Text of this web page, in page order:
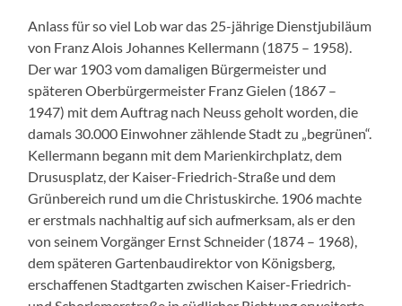
Anlass für so viel Lob war das 25-jährige Dienstjubiläum
von Franz Alois Johannes Kellermann (1875 – 1958).
Der war 1903 vom damaligen Bürgermeister und
späteren Oberbürgermeister Franz Gielen (1867 –
1947) mit dem Auftrag nach Neuss geholt worden, die
damals 30.000 Einwohner zählende Stadt zu „begrünen“.
Kellermann begann mit dem Marienkirchplatz, dem
Drususplatz, der Kaiser-Friedrich-Straße und dem
Grünbereich rund um die Christuskirche. 1906 machte
er erstmals nachhaltig auf sich aufmerksam, als er den
von seinem Vorgänger Ernst Schneider (1874 – 1968),
dem späteren Gartenbaudirektor von Königsberg,
erschaffenen Stadtgarten zwischen Kaiser-Friedrich-